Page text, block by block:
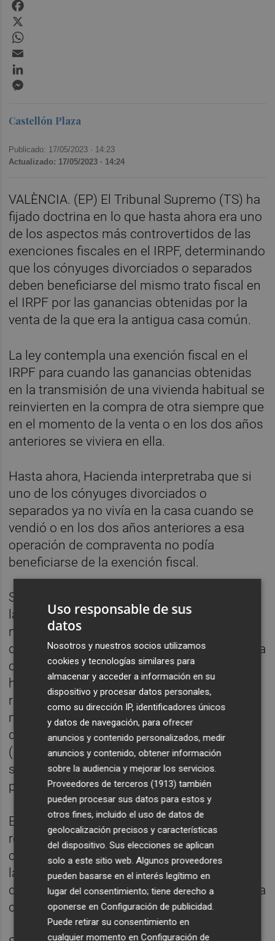
Castellón Plaza
Publicado: 17/05/2023 · 14:23
Actualizado: 17/05/2023 · 14:24
VALÈNCIA. (EP) El Tribunal Supremo (TS) ha
fijado doctrina en lo que hasta ahora era uno
de los aspectos más controvertidos de las
exenciones fiscales en el IRPF, determinando
que los cónyuges divorciados o separados
deben beneficiarse del mismo trato fiscal en
el IRPF por las ganancias obtenidas por la
venta de la que era la antigua casa común.
La ley contempla una exención fiscal en el
IRPF para cuando las ganancias obtenidas
en la transmisión de una vivienda habitual se
reinvierten en la compra de otra siempre que
en el momento de la venta o en los dos años
anteriores se viviera en ella.
Hasta ahora, Hacienda interpretraba que si
uno de los cónyuges divorciados o
separados ya no vivía en la casa cuando se
vendió o en los dos años anteriores a esa
operación de compraventa no podía
beneficiarse de la exención fiscal.
Sin embargo, el TS ha establecido que, "en
las situaciones de separación, divorcio o
nulidad del matrimonio que hubieren
determinado el cese de la ocupación efectiva
como vivienda habitual, para el cónyuge que
ha de abandonar el domicilio habitual, el
requisito de ocupación efectiva en el
momento de la transmisión o en cualquier
día de los dos años anteriores a la misma,
(...) se entenderá cumplido cuando tal
situación concurra en el cónyuge que
permaneció en la misma".
El alto tribunal se ha pronunciado así al
resolver un recurso de casación sobre un
caso en el que la Agencia Tributaria denegó
la exención fiscal de la ganancias por venta
de la vivienda habitual por ese motivo, pese a
cumplirse el resto de requisitos.
Uso responsable de sus
datos
Nosotros y nuestros socios utilizamos
cookies y tecnologías similares para
almacenar y acceder a información en su
dispositivo y procesar datos personales,
como su dirección IP, identificadores únicos
y datos de navegación, para ofrecer
anuncios y contenido personalizados, medir
anuncios y contenido, obtener información
sobre la audiencia y mejorar los servicios.
Proveedores de terceros (1913) también
pueden procesar sus datos para estos y
otros fines, incluido el uso de datos de
geolocalización precisos y características
del dispositivo. Sus elecciones se aplican
solo a este sitio web. Algunos proveedores
pueden basarse en el interés legítimo en
lugar del consentimiento; tiene derecho a
oponerse enConfiguración de publicidad.
Puede retirar su consentimiento en
cualquier momento enConfiguración de